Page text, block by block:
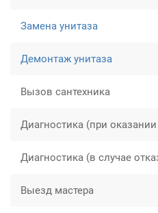
Замена унитаза
Демонтаж унитаза
Вызов сантехника
Диагностика (при оказании
Диагностика (в случае
Выезд мастера